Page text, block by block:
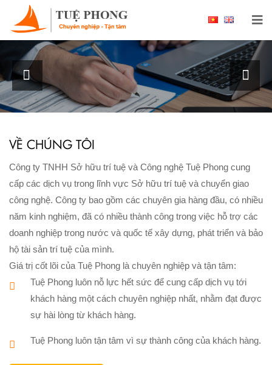
Chào mừng bạn đến với Công ty TNHH Sở hữu
trí tuệ và Công nghệ Tuệ Phong
XEM THÊM
VỀ CHÚNG TÔI
Công ty TNHH Sở hữu trí tuệ và Công nghệ Tuệ Phong cung
cấp các dịch vụ trong lĩnh vực Sở hữu trí tuệ và chuyển giao
công nghệ. Công ty bao gồm các chuyên gia hàng đầu, có nhiều
năm kinh nghiệm, đã có nhiều thành công trong việc hỗ trợ các
doanh nghiệp trong nước và quốc tế xây dựng, phát triển và bảo
hộ tài sản trí tuệ của mình.
Giá trị cốt lõi của Tuệ Phong là chuyên nghiệp và tận tâm:
Tuệ Phong luôn nỗ lực hết sức để cung cấp dịch vụ tới
khách hàng một cách chuyên nghiệp nhất, nhằm đạt được
sự hài lòng từ khách hàng.
Tuệ Phong luôn tận tâm vì sự thành công của khách hàng.